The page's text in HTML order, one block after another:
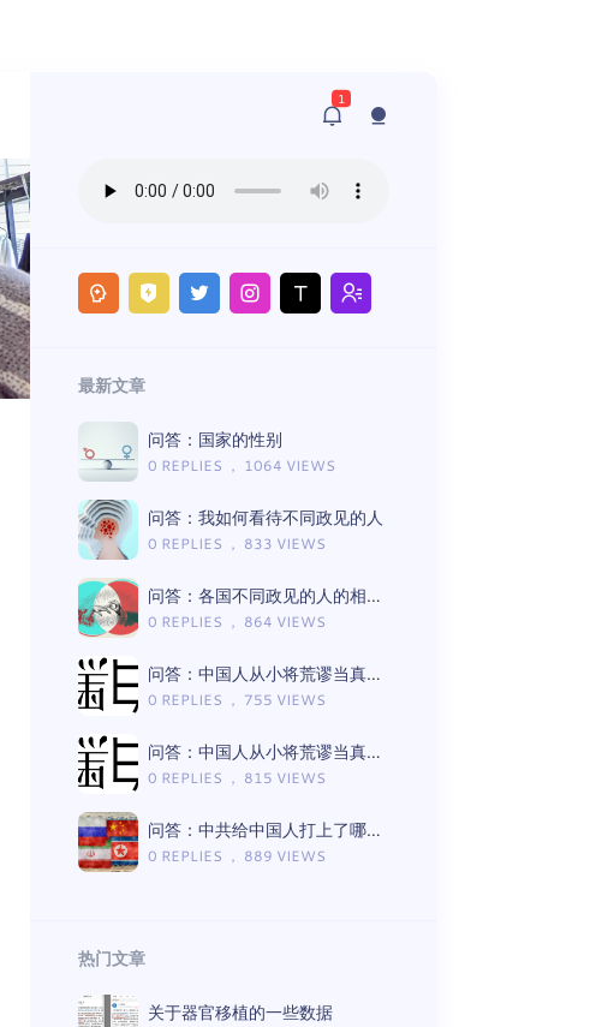
1
最新文章
问答：国家的性别
0 REPLIES ， 1064 VIEWS
问答：我如何看待不同政见的人
0 REPLIES ， 833 VIEWS
问答：各国不同政见的人的相处模式差异
0 REPLIES ， 864 VIEWS
问答：中国人从小将荒谬当真理的言论有哪些（Gemini版）
0 REPLIES ， 755 VIEWS
问答：中国人从小将荒谬当真理的言论有哪些（ChatGPT版）
0 REPLIES ， 815 VIEWS
问答：中共给中国人打上了哪些思想钢印（Gemini版）
0 REPLIES ， 889 VIEWS
热门文章
关于器官移植的一些数据